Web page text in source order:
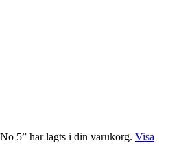
5” har lagts i din varukorg. Visa